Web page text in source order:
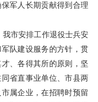
军人长期贡献得到合理
我市安排工作退役士兵安
队建设服务的方针，贯
、各得其所的原则，坚
省直事业单位、市县两
属企业，在招聘时预留